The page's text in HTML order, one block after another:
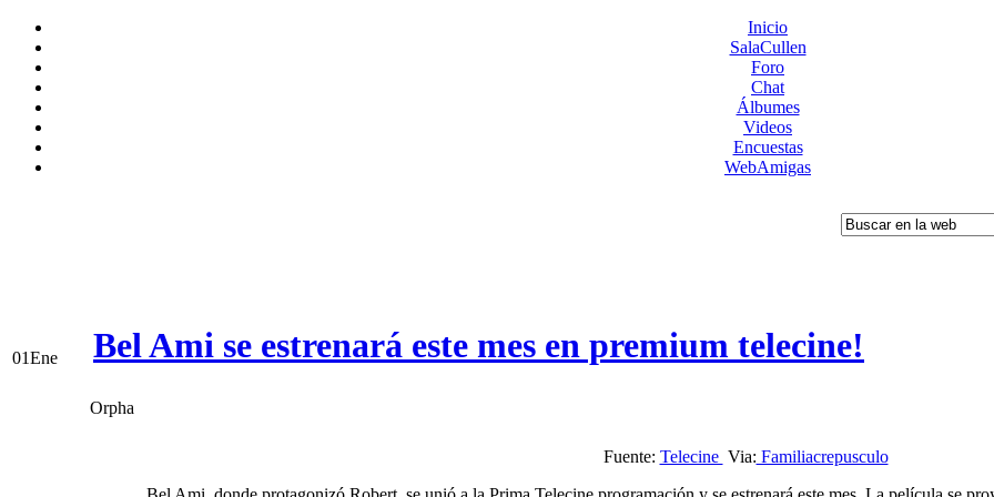
Inicio
SalaCullen
Foro
Chat
Álbumes
Videos
Encuestas
WebAmigas
01Ene Bel Ami se estrenará este mes en premium telecine!
Orpha
Fuente: Telecine Via: Familiacrepusculo